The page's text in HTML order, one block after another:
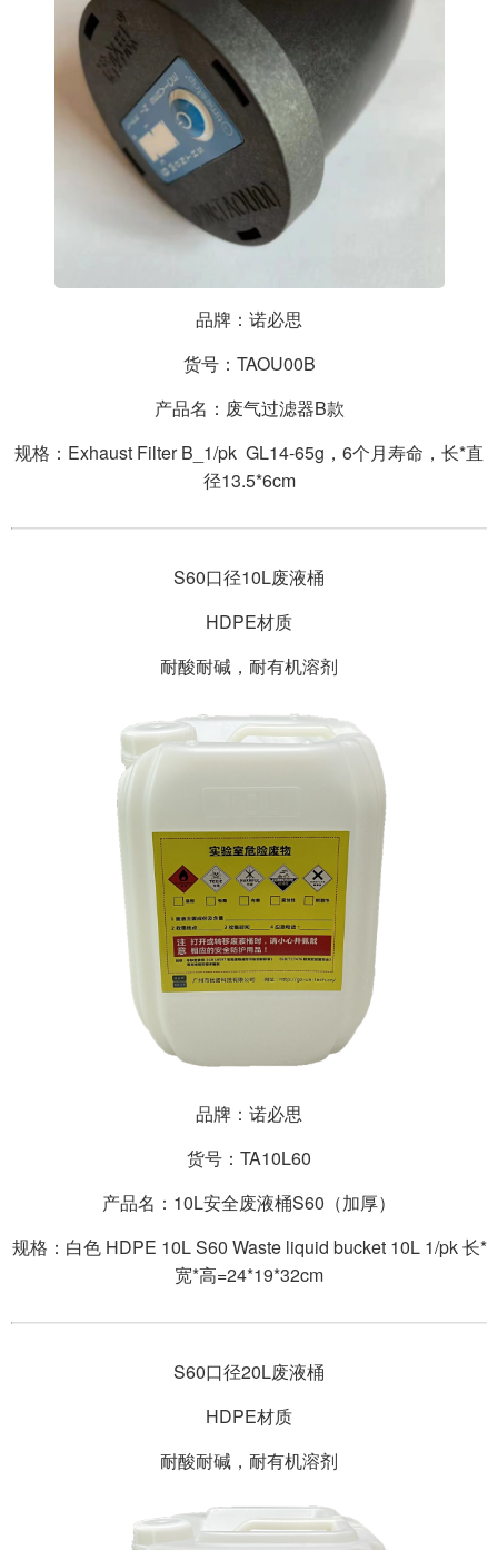
品牌：诺必思
货号：TAOU00B
产品名：废气过滤器B款
规格：Exhaust Filter B_1/pk GL14-65g，6个月寿命，长*直
径13.5*6cm
S60口径10L废液桶
HDPE材质
耐酸耐碱，耐有机溶剂
品牌：诺必思
货号：TA10L60
产品名：10L安全废液桶S60（加厚）
规格：白色 HDPE 10L S60 Waste liquid bucket 10L 1/pk 长*
宽*高=24*19*32cm
S60口径20L废液桶
HDPE材质
耐酸耐碱，耐有机溶剂